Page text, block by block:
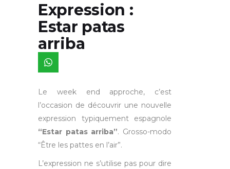
Expression :
Estar patas
arriba
Le week end approche, c’est
l’occasion de découvrir une nouvelle
expression typiquement espagnole
“Estar patas arriba”. Grosso-modo
“Être les pattes en l’air”.
L’expression ne s’utilise pas pour dire